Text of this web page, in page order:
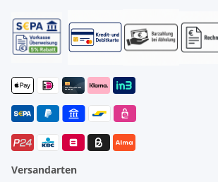
Versandarten